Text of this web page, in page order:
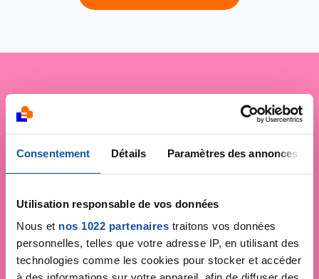
Consentement Détails Paramètres des annonces
Utilisation responsable de vos données
Nous et nos 1022 partenaires traitons vos données
personnelles, telles que votre adresse IP, en utilisant des
technologies comme les cookies pour stocker et accéder
La Ligue
contre le cancer